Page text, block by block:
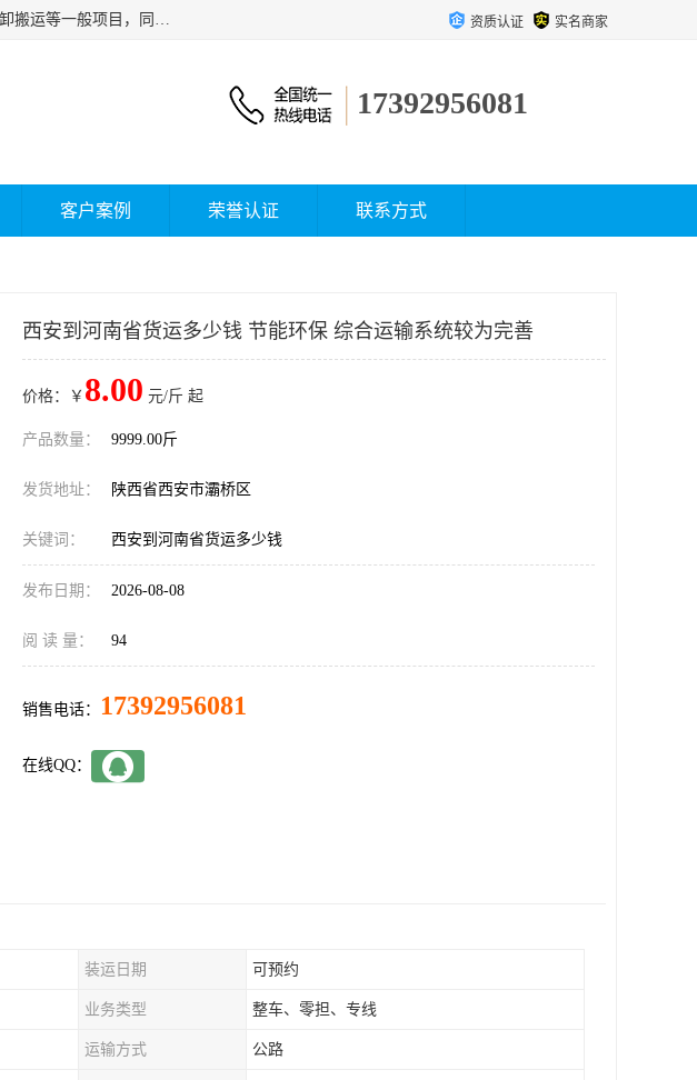
西安福鸿祥物流有限公司成立于2021年，位于陕西省西安市灞桥区，公司主要从事国内货物运输代理、装卸搬运等一般项目，同时具备道路货物运输（不含危险货物）的许可资质。凭借专业的物流服务和*的运输能力，公司致力于为客户提供安全、可靠的物流解决方案，满足多样化的运输需求，助力企业*运营。 资质认证 实名商家
17392956081
客户案例 荣誉认证 联系方式
西安到河南省货运多少钱 节能环保 综合运输系统较为完善
价格：￥ 8.00 元/斤 起
产品数量： 9999.00斤
发货地址： 陕西省西安市灞桥区
关键词： 西安到河南省货运多少钱
发布日期： 2026-08-08
阅 读 量： 94
销售电话： 17392956081
在线QQ：
装运日期 可预约
业务类型 整车、零担、专线
运输方式 公路